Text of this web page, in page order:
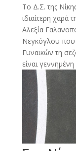
Το Δ.Σ. της
ιδιαίτερη χαρά
Αλεξία
Νεγκόγλου που
Γυναικών τη
είναι